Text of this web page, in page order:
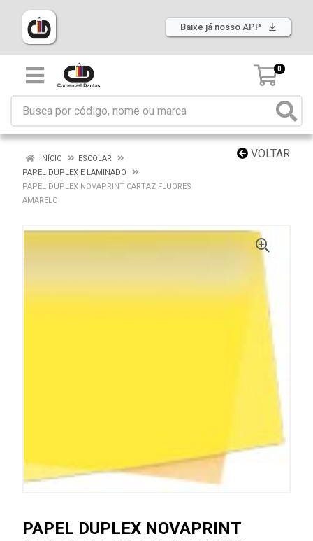
Baixe já nosso APP
0
VOLTAR
INÍCIO
ESCOLAR
PAPEL DUPLEX E LAMINADO
PAPEL DUPLEX NOVAPRINT CARTAZ FLUORES
AMARELO
PAPEL DUPLEX NOVAPRINT